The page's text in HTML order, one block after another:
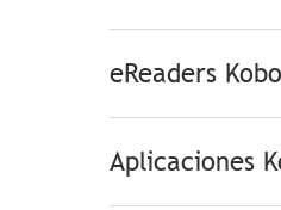
eReaders Kobo
Aplicaciones